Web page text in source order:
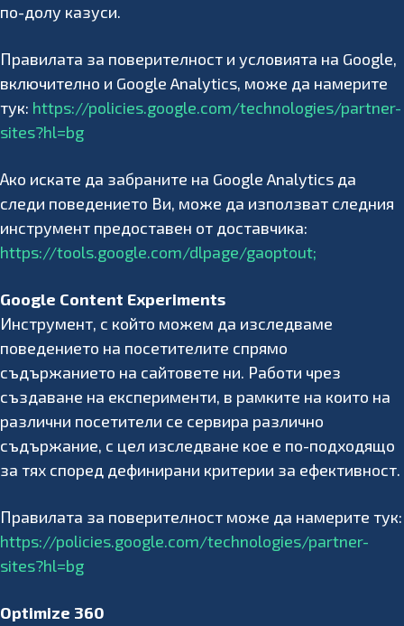
по-долу казуси.
Правилата за поверителност и условията на Google,
включително и Google Analytics, може да намерите
тук: https://policies.google.com/technologies/partner-
sites?hl=bg
Ако искате да забраните на Google Analytics да
следи поведението Ви, може да използват следния
инструмент предоставен от доставчика:
https://tools.google.com/dlpage/gaoptout;
Google Content Experiments
Инструмент, с който можем да изследваме
поведението на посетителите спрямо
съдържанието на сайтовете ни. Работи чрез
създаване на експерименти, в рамките на които на
различни посетители се сервира различно
съдържание, с цел изследване кое е по-подходящо
за тях според дефинирани критерии за ефективност.
Правилата за поверителност може да намерите тук:
https://policies.google.com/technologies/partner-
sites?hl=bg
Optimize 360